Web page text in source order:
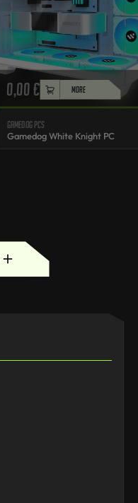
0,00€ MORE
Gamedog PCs
Gamedog White Knight PC